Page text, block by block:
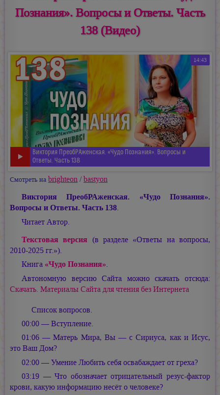
Познания». Вопросы и Ответы. Часть
138 (Видео)
14:43
Виктория ПреобРАженская. «Чудо Познания». Вопросы и
Ответы. Часть 138
Смотреть на brighteon/bastyon
Виктория ПреобРАженская. «Чудо Познания».
Вопросы и Ответы. Часть 138.
Читает Автор.
Текстовая версия (в разделе «Ответы на вопросы,
2010-2025 гг.»).
Книга «Чудо Познания».
Автономную версию Сайта можно скачать отсюда:
Скачать. Материалы Сайта для чтения без Интернета
Список вопросов.
00:00 — Вступление.
01:06 — Матерь Мира, Вы — с Сириуса, как и Исус,
это Ваш Дом?
02:00 — Умение Любить себя освабаждает от греха?
03:19 — Что обозначает отрицательный резус-фактор
крови, какую информацию несёт о человеке?